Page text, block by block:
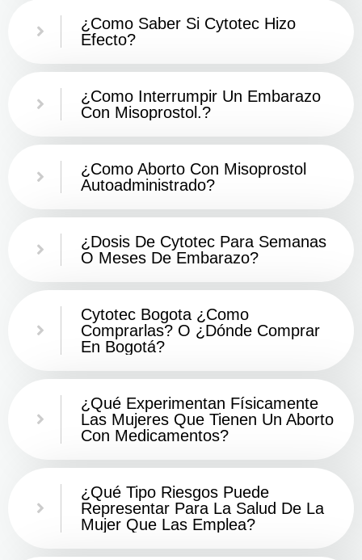
¿Como Saber Si Cytotec Hizo
Efecto?
¿como Interrumpir Un Embarazo
Con Misoprostol.?
¿Como Aborto Con Misoprostol
Autoadministrado?
¿Dosis De Cytotec Para Semanas
O Meses De Embarazo?
Cytotec Bogota ¿Como
Comprarlas? O ¿Dónde Comprar
En Bogotá?
¿Qué Experimentan Físicamente
Las Mujeres Que Tienen Un Aborto
Con Medicamentos?
¿Qué Tipo Riesgos Puede
Representar Para La Salud De La
Mujer Que Las Emplea?